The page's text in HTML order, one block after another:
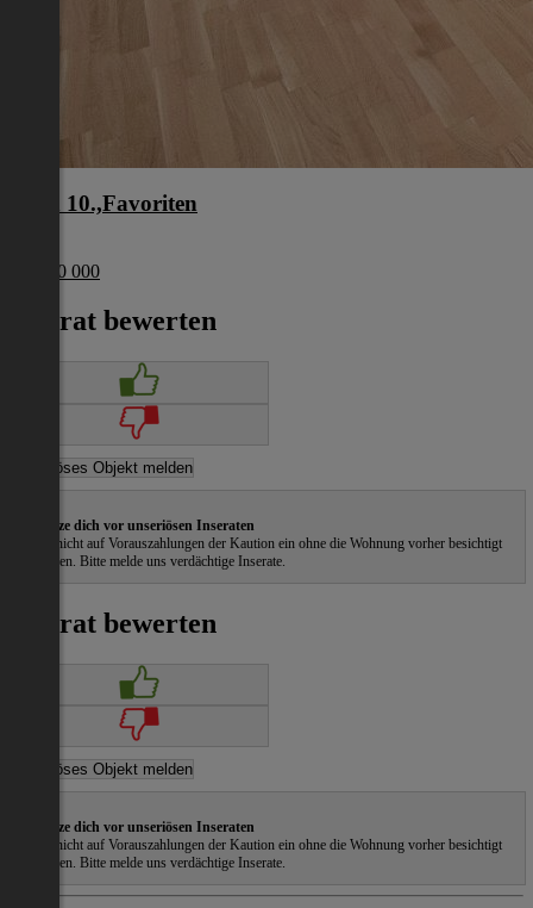
Wien 10.,Favoriten
€ 1 200 000
Inserat bewerten
Schütze dich vor unseriösen Inseraten
Gehe nicht auf Vorauszahlungen der Kaution ein ohne die Wohnung vorher besichtigt
zu haben. Bitte melde uns verdächtige Inserate.
Inserat bewerten
Schütze dich vor unseriösen Inseraten
Gehe nicht auf Vorauszahlungen der Kaution ein ohne die Wohnung vorher besichtigt
zu haben. Bitte melde uns verdächtige Inserate.